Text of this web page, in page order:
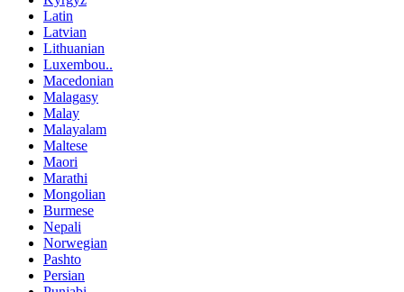
Latin
Latvian
Lithuanian
Luxembou..
Macedonian
Malagasy
Malay
Malayalam
Maltese
Maori
Marathi
Mongolian
Burmese
Nepali
Norwegian
Pashto
Persian